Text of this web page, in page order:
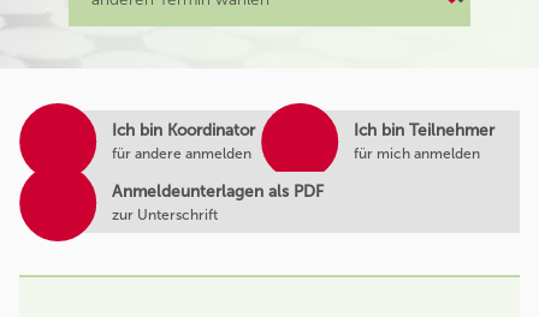
Ich bin Koordinator
für andere anmelden
Ich bin Teilnehmer
für mich anmelden
Anmeldeunterlagen als PDF
zur Unterschrift